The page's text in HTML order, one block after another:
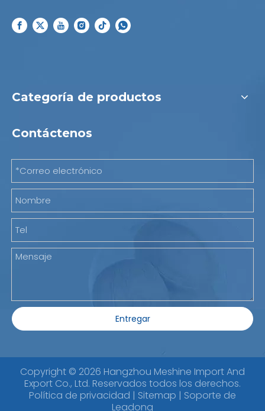
Categoría de productos
Contáctenos
Entregar
Copyright © 2026 Hangzhou Meshine Import And
Export Co., Ltd. Reservados todos los derechos.
Política de privacidad | Sitemap | Soporte de
Leadong